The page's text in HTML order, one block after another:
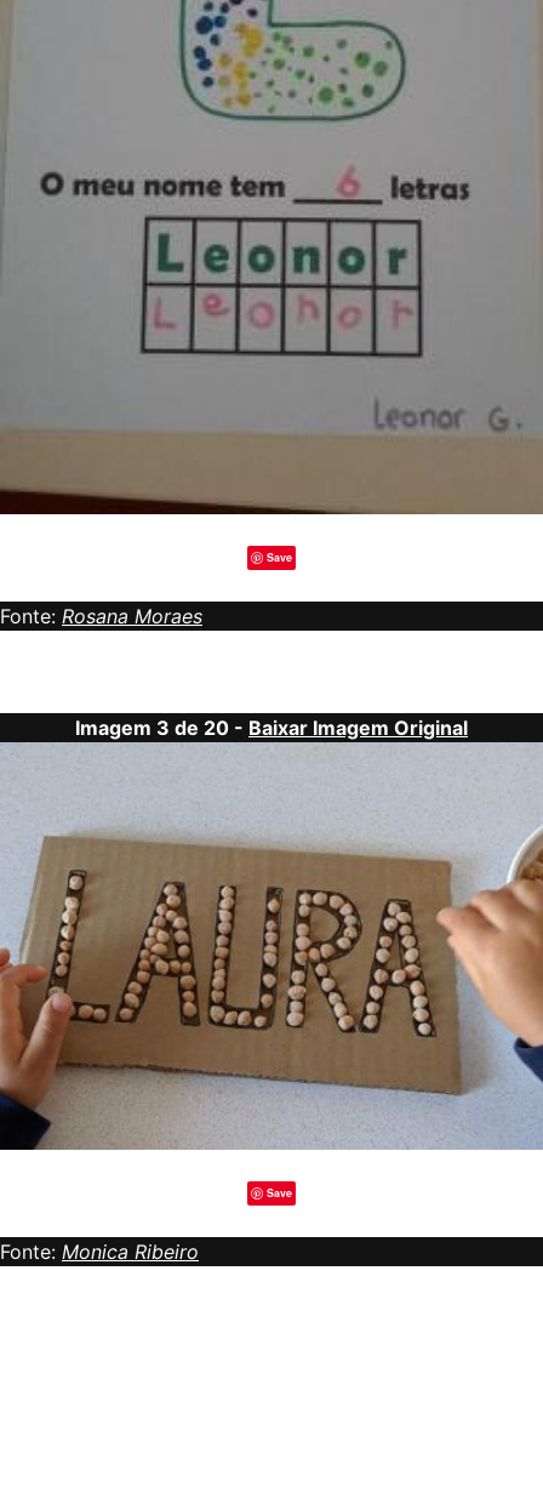
Save
Fonte: Rosana Moraes
Imagem 3 de 20 - Baixar Imagem Original
Save
Fonte: Monica Ribeiro